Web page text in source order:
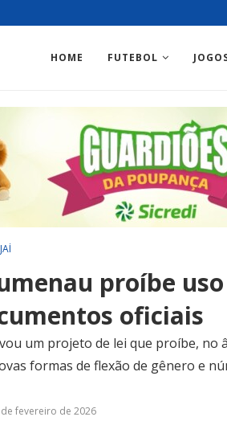
HOME FUTEBOL
proíbe
oficiais
um projeto de lei que proíbe, no
formas de flexão de gênero e
fevereiro de 2026